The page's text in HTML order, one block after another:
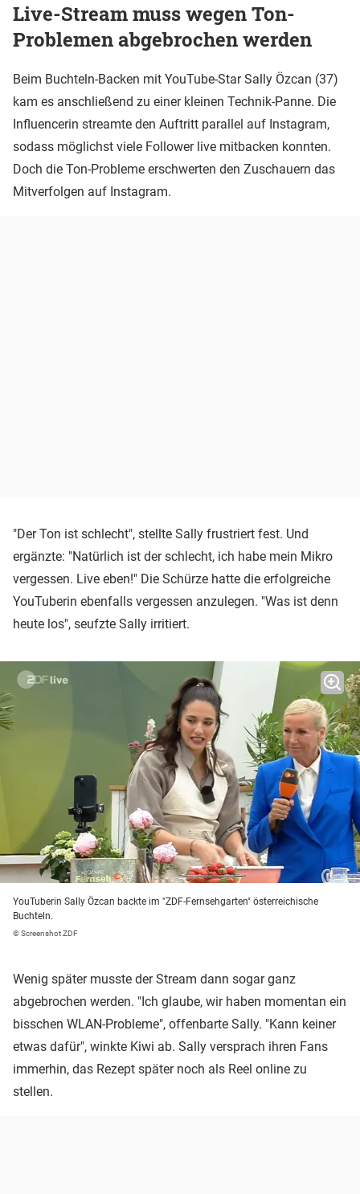
Live-Stream muss wegen Ton-
Problemen abgebrochen werden
Beim Buchteln-Backen mit YouTube-Star Sally Özcan (37)
kam es anschließend zu einer kleinen Technik-Panne. Die
Influencerin streamte den Auftritt parallel auf Instagram,
sodass möglichst viele Follower live mitbacken konnten.
Doch die Ton-Probleme erschwerten den Zuschauern das
Mitverfolgen auf Instagram.
"Der Ton ist schlecht", stellte Sally frustriert fest. Und
ergänzte: "Natürlich ist der schlecht, ich habe mein Mikro
vergessen. Live eben!" Die Schürze hatte die erfolgreiche
YouTuberin ebenfalls vergessen anzulegen. "Was ist denn
heute los", seufzte Sally irritiert.
YouTuberin Sally Özcan backte im "ZDF-Fernsehgarten" österreichische
Buchteln.
© Screenshot ZDF
Wenig später musste der Stream dann sogar ganz
abgebrochen werden. "Ich glaube, wir haben momentan ein
bisschen WLAN-Probleme", offenbarte Sally. "Kann keiner
etwas dafür", winkte Kiwi ab. Sally versprach ihren Fans
immerhin, das Rezept später noch als Reel online zu
stellen.